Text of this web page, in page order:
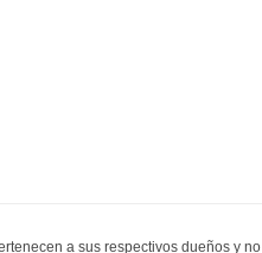
a sus respectivos dueños y no